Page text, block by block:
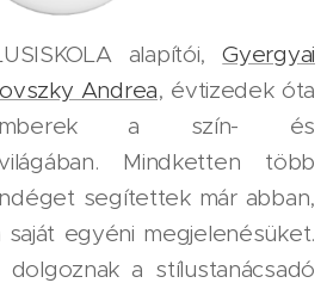
alapítói,Gyergyai
Andrea, évtizedek óta
a szín- és
Mindketten több
segítettek már abban,
egyéni megjelenésüket.
a stílustanácsadó